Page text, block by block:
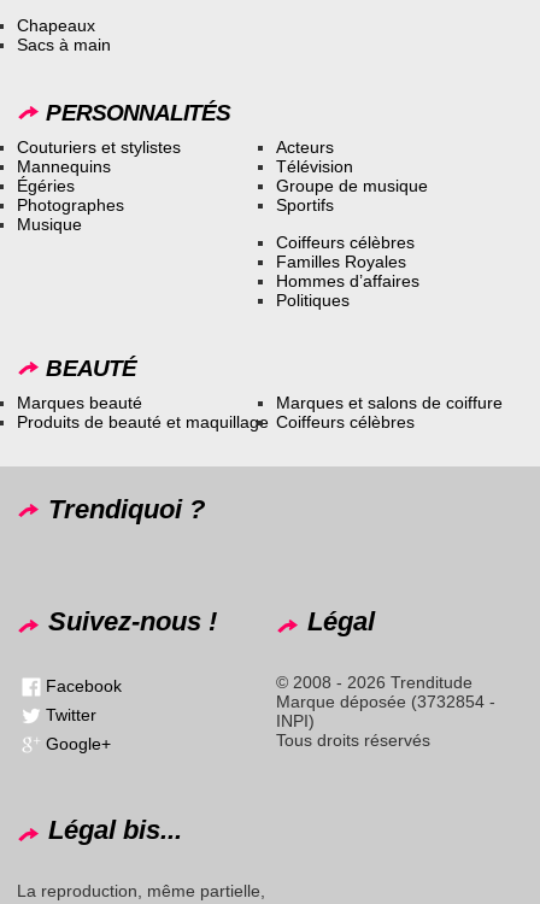
Chapeaux
Sacs à main
PERSONNALITÉS
Couturiers et stylistes
Mannequins
Égéries
Photographes
Musique
Acteurs
Télévision
Groupe de musique
Sportifs
Coiffeurs célèbres
Familles Royales
Hommes d’affaires
Politiques
BEAUTÉ
Marques beauté
Produits de beauté et maquillage
Marques et salons de coiffure
Coiffeurs célèbres
Trendiquoi ?
Suivez-nous !
Facebook
Twitter
Google+
Légal
© 2008 - 2026 Trenditude
Marque déposée (3732854 -
INPI)
Tous droits réservés
Légal bis...
La reproduction, même partielle,